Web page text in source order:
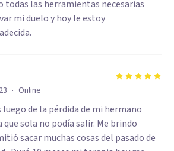
todas las herramientas necesarias
mi duelo y hoy le estoy
· Online
de la pérdida de mi hermano
que sola no podía salir. Me brindo
sacar muchas cosas del pasado de